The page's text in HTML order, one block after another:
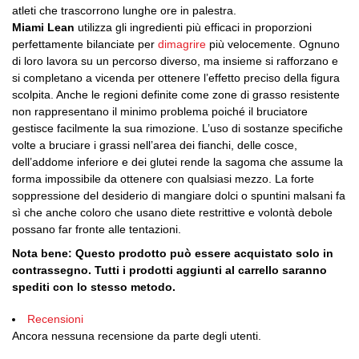
atleti che trascorrono lunghe ore in palestra.
Miami Lean utilizza gli ingredienti più efficaci in proporzioni
perfettamente bilanciate per dimagrire più velocemente. Ognuno
di loro lavora su un percorso diverso, ma insieme si rafforzano e
si completano a vicenda per ottenere l’effetto preciso della figura
scolpita. Anche le regioni definite come zone di grasso resistente
non rappresentano il minimo problema poiché il bruciatore
gestisce facilmente la sua rimozione. L’uso di sostanze specifiche
volte a bruciare i grassi nell’area dei fianchi, delle cosce,
dell’addome inferiore e dei glutei rende la sagoma che assume la
forma impossibile da ottenere con qualsiasi mezzo. La forte
soppressione del desiderio di mangiare dolci o spuntini malsani fa
sì che anche coloro che usano diete restrittive e volontà debole
possano far fronte alle tentazioni.
Nota bene: Questo prodotto può essere acquistato solo in
contrassegno. Tutti i prodotti aggiunti al carrello saranno
spediti con lo stesso metodo.
Recensioni
Ancora nessuna recensione da parte degli utenti.